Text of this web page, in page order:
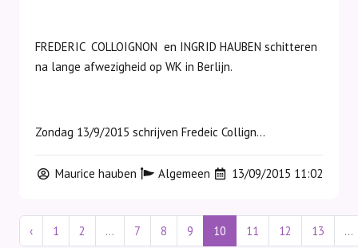
FREDERIC COLLOIGNON en INGRID HAUBEN schitteren
na lange afwezigheid op WK in Berlijn.
Zondag 13/9/2015 schrijven Fredeic Collign...
Maurice hauben Algemeen 13/09/2015 11:02
‹ 1 2 ... 7 8 9 10 11 12 13 ...